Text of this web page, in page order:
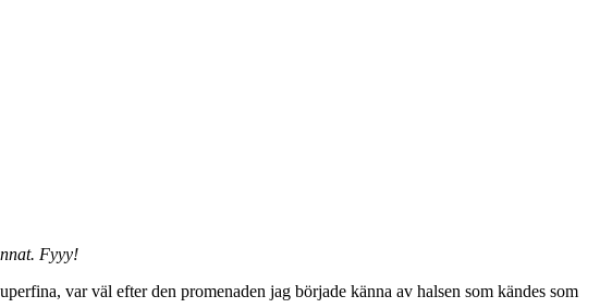
Fyyy!
var väl efter den promenaden jag började känna av halsen som kändes som